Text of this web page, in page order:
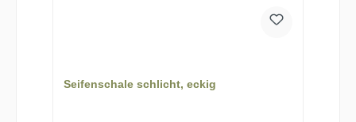
Seifenschale schlicht, eckig